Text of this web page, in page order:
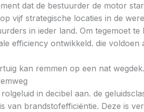
dat de bestuurder de motor
vijf strategische locaties in de
in ieder land. Om tegemoet
efficiency ontwikkeld. die
kan remmen op een nat
in decibel aan. de
van brandstofefficiëntie. Deze is